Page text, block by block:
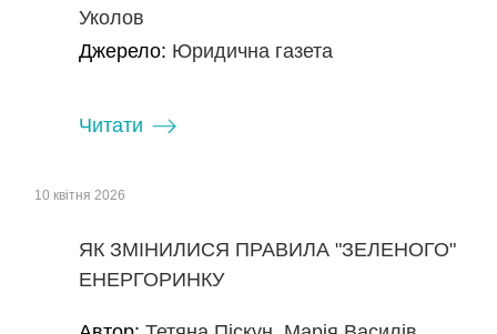
Уколов
Джерело: Юридична газета
Читати
10 квітня 2026
ЯК ЗМІНИЛИСЯ ПРАВИЛА "ЗЕЛЕНОГО"
ЕНЕРГОРИНКУ